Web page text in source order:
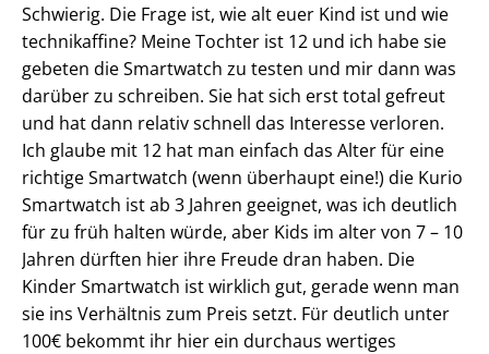
Schwierig. Die Frage ist, wie alt euer Kind ist und wie
technikaffine? Meine Tochter ist 12 und ich habe sie
gebeten die Smartwatch zu testen und mir dann was
darüber zu schreiben. Sie hat sich erst total gefreut
und hat dann relativ schnell das Interesse verloren.
Ich glaube mit 12 hat man einfach das Alter für eine
richtige Smartwatch (wenn überhaupt eine!) die Kurio
Smartwatch ist ab 3 Jahren geeignet, was ich deutlich
für zu früh halten würde, aber Kids im alter von 7 – 10
Jahren dürften hier ihre Freude dran haben. Die
Kinder Smartwatch ist wirklich gut, gerade wenn man
sie ins Verhältnis zum Preis setzt. Für deutlich unter
100€ bekommt ihr hier ein durchaus wertiges